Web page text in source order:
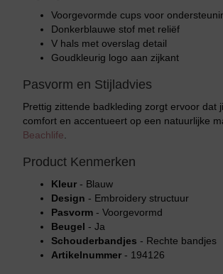
Voorgevormde cups voor
Donkerblauwe stof met reliëf
V hals met overslag detail
Goudkleurig logo aan zijkant
Pasvorm en Stijladvies
Prettig zittende badkleding zorgt ervoor
comfort en accentueert op een natuurlijke
Beachlife
Product Kenmerken
Kleur - Blauw
Design - Embroidery structuur
Pasvorm - Voorgevormd
Beugel - Ja
Schouderbandjes - Rechte bandjes
Artikelnummer - 194126